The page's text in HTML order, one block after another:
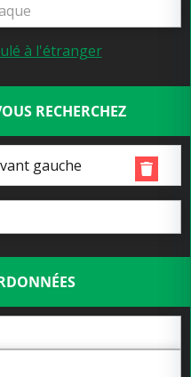
à l'étranger
RECHERCHEZ
gauche